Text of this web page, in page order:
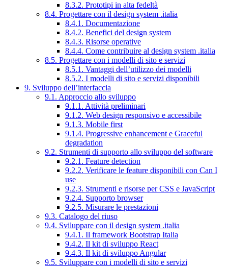
8.3.2. Prototipi in alta fedeltà
8.4. Progettare con il design system .italia
8.4.1. Documentazione
8.4.2. Benefici del design system
8.4.3. Risorse operative
8.4.4. Come contribuire al design system .italia
8.5. Progettare con i modelli di sito e servizi
8.5.1. Vantaggi dell’utilizzo dei modelli
8.5.2. I modelli di sito e servizi disponibili
9. Sviluppo dell’interfaccia
9.1. Approccio allo sviluppo
9.1.1. Attività preliminari
9.1.2. Web design responsivo e accessibile
9.1.3. Mobile first
9.1.4. Progressive enhancement e Graceful
degradation
9.2. Strumenti di supporto allo sviluppo del software
9.2.1. Feature detection
9.2.2. Verificare le feature disponibili con Can I
use
9.2.3. Strumenti e risorse per CSS e JavaScript
9.2.4. Supporto browser
9.2.5. Misurare le prestazioni
9.3. Catalogo del riuso
9.4. Sviluppare con il design system .italia
9.4.1. Il framework Bootstrap Italia
9.4.2. Il kit di sviluppo React
9.4.3. Il kit di sviluppo Angular
9.5. Sviluppare con i modelli di sito e servizi